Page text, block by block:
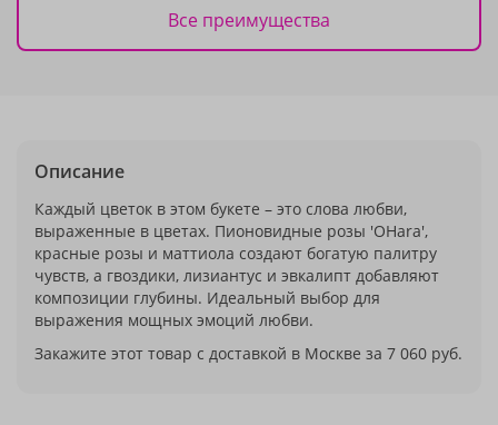
Все преимущества
Описание
Каждый цветок в этом букете – это слова любви,
выраженные в цветах. Пионовидные розы 'OHara',
красные розы и маттиола создают богатую палитру
чувств, а гвоздики, лизиантус и эвкалипт добавляют
композиции глубины. Идеальный выбор для
выражения мощных эмоций любви.
Закажите этот товар с доставкой в Москве за 7 060 руб.